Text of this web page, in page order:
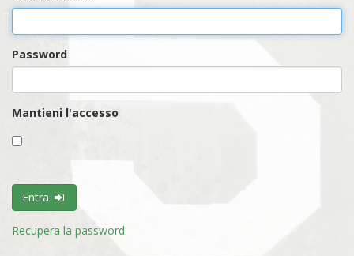
Password
Mantieni l'accesso
Entra
Recupera la password